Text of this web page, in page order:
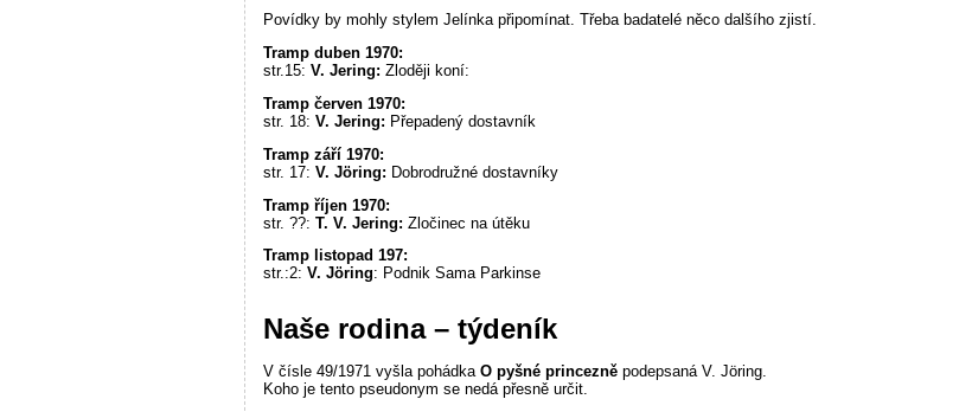
Povídky by mohly stylem Jelínka připomínat. Třeba badatelé něco dalšího zjistí.
Tramp duben 1970:
str.15: V. Jering: Zloději koní:
Tramp červen 1970:
str. 18: V. Jering: Přepadený dostavník
Tramp září 1970:
str. 17: V. Jöring: Dobrodružné dostavníky
Tramp říjen 1970:
str. ??: T. V. Jering: Zločinec na útěku
Tramp listopad 197:
str.:2: V. Jöring: Podnik Sama Parkinse
Naše rodina – týdeník
V čísle 49/1971 vyšla pohádka O pyšné princezněpodepsaná V. Jöring.
Koho je tento pseudonym se nedá přesně určit.